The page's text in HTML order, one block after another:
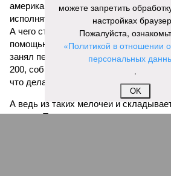
американцы, испанцы, японцы и т.д.,
исполнять на русском языке
А чего стоит недавний ИИ-трюк с
помощью нейросети заставили петь
занял первое место в мировом
200, собрав восторженные
что делают эти русские!
А ведь из таких мелочей и
стране. То, что мультики с песнями
можете запретить
настройках
Пожалуйста,
«Политикой в отношении
персональных
.
OK